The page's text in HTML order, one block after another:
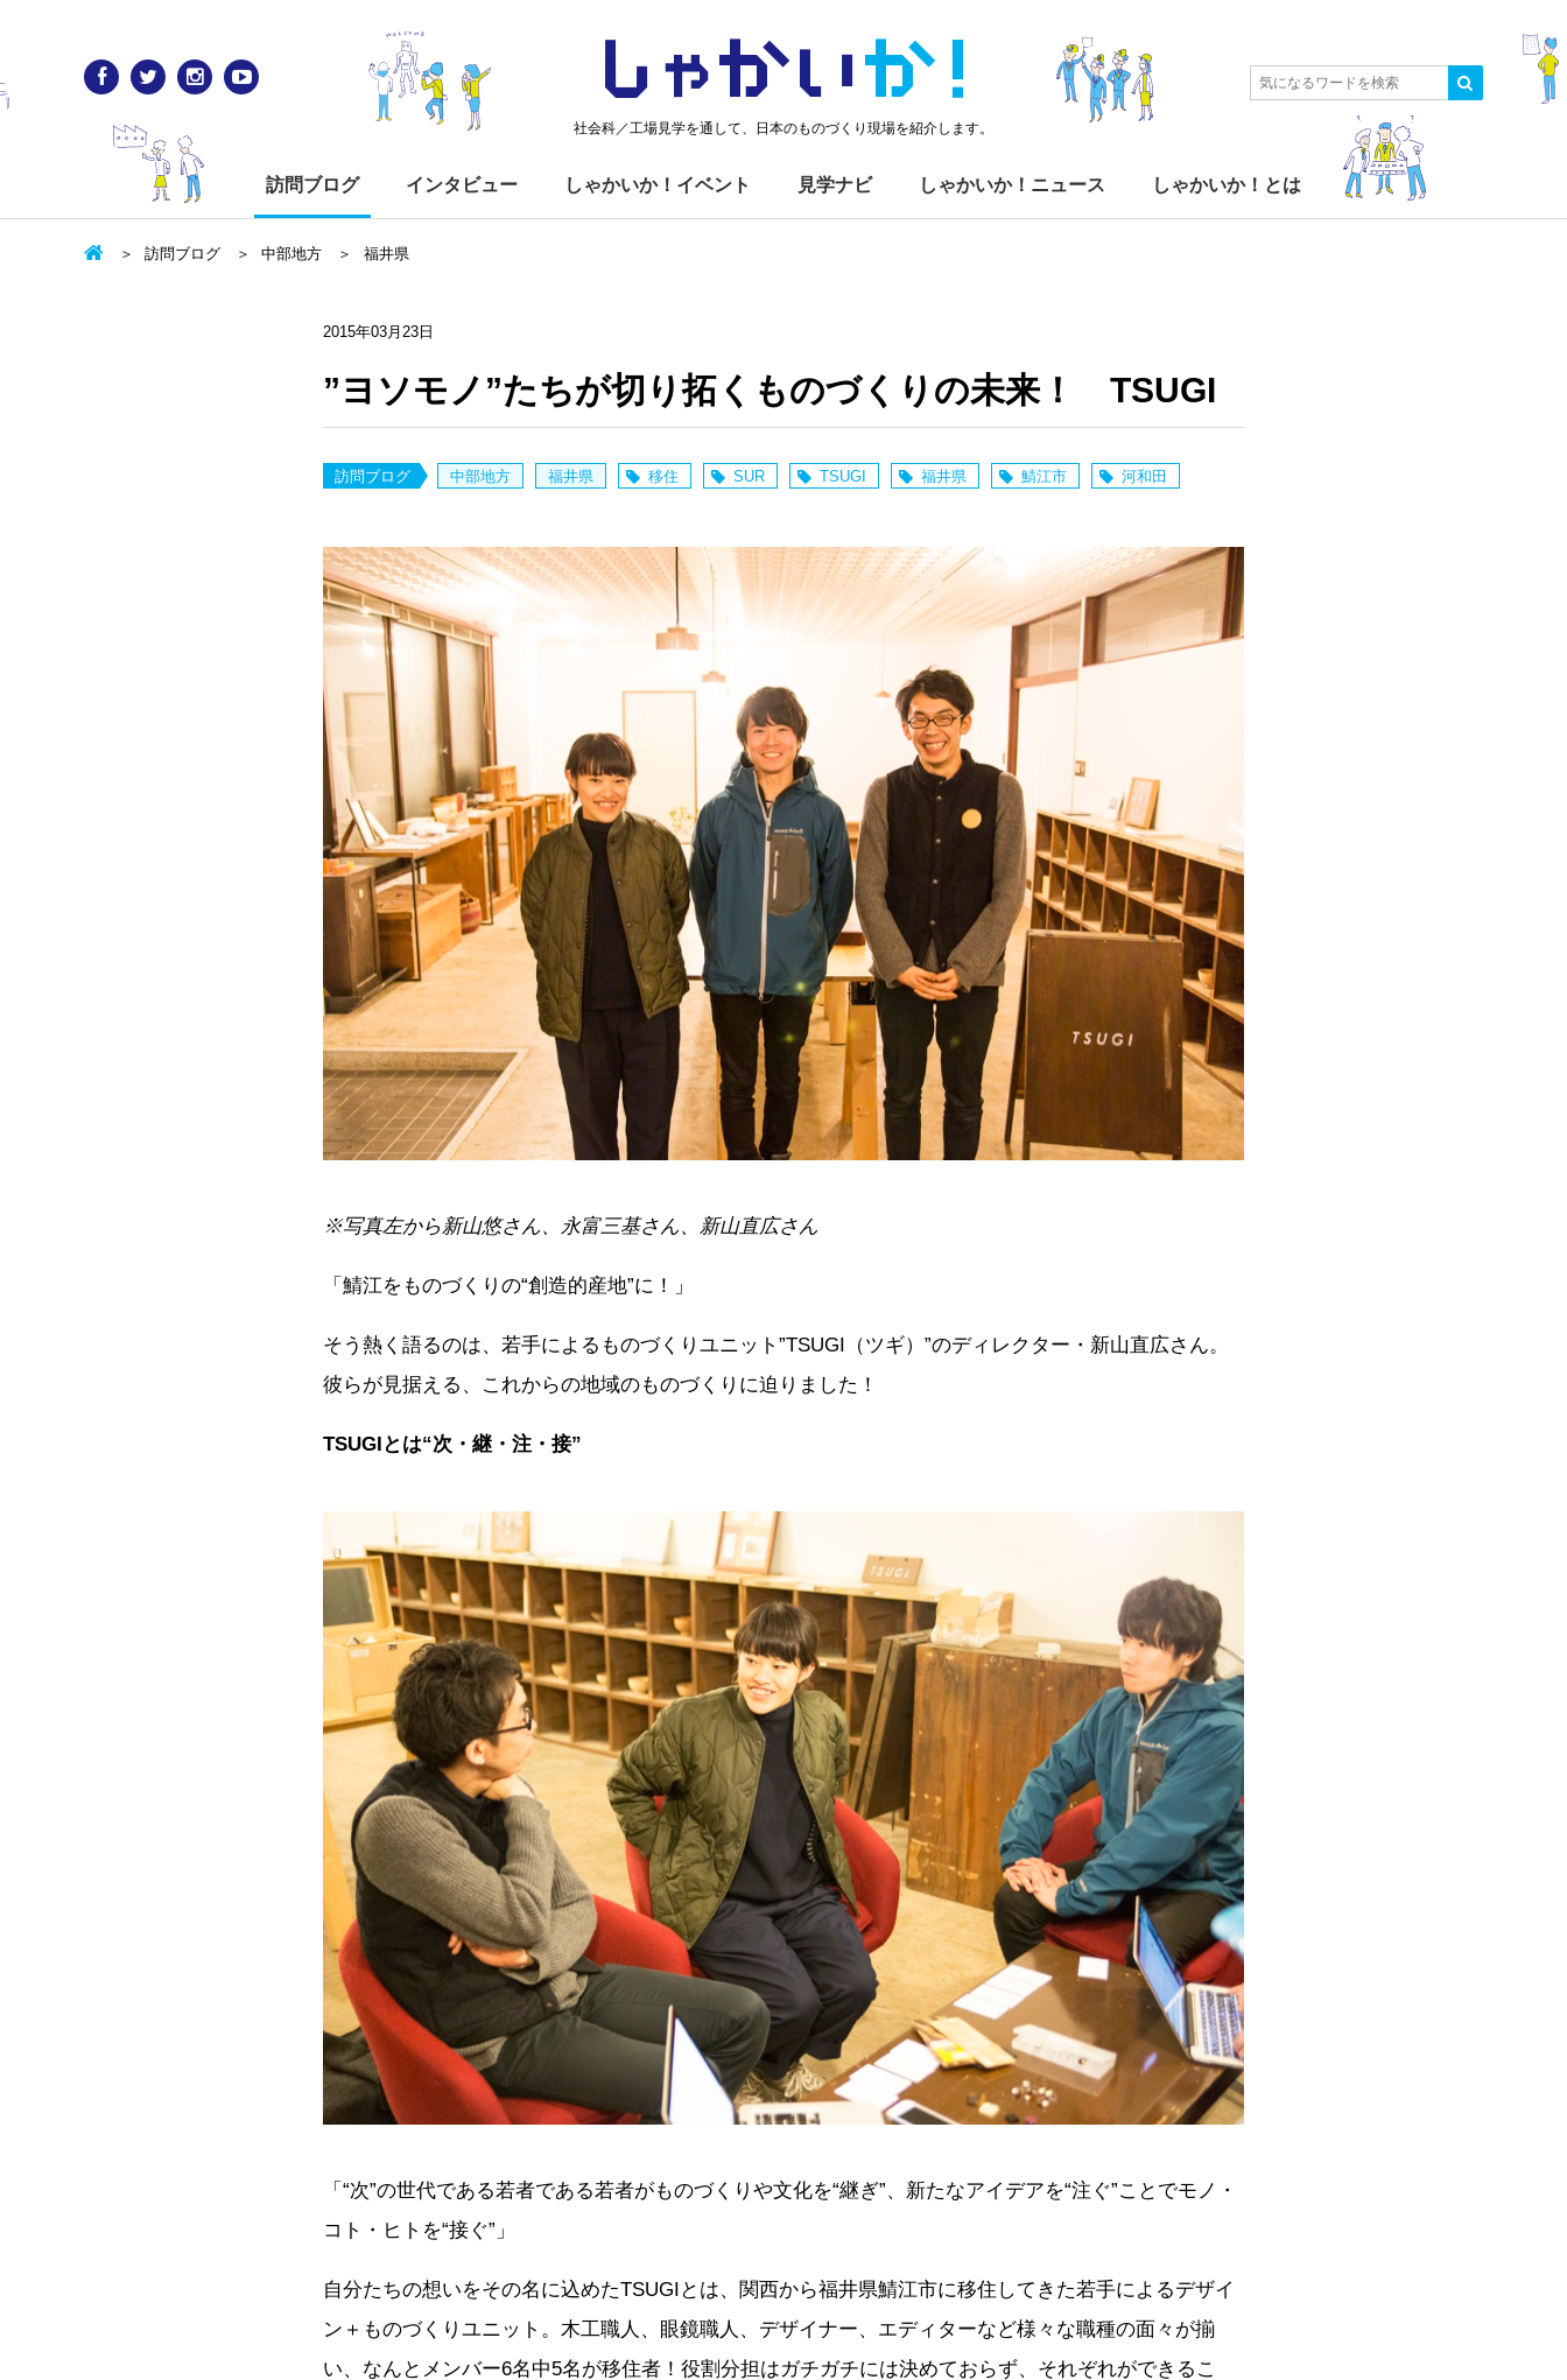
しゃかいか！
社会科／工場見学を通して、日本のものづくり現場を紹介します。
訪問ブログ インタビュー しゃかいか！イベント 見学ナビ しゃかいか！ニュース しゃかいか！とは
訪問ブログ 中部地方 福井県
2015年03月23日
”ヨソモノ”たちが切り拓くものづくりの未来！ TSUGI
訪問ブログ 中部地方 福井県 移住 SUR TSUGI 福井県 鯖江市 河和田
※写真左から新山悠さん、永富三基さん、新山直広さん
「鯖江をものづくりの“創造的産地”に！」
そう熱く語るのは、若手によるものづくりユニット”TSUGI（ツギ）”のディレクター・新山直広さん。
彼らが見据える、これからの地域のものづくりに迫りました！
TSUGIとは“次・継・注・接”
「“次”の世代である若者である若者がものづくりや文化を“継ぎ”、新たなアイデアを“注ぐ”ことでモノ・
コト・ヒトを“接ぐ”」
自分たちの想いをその名に込めたTSUGIとは、関西から福井県鯖江市に移住してきた若手によるデザイ
ン＋ものづくりユニット。木工職人、眼鏡職人、デザイナー、エディターなど様々な職種の面々が揃
い、なんとメンバー6名中5名が移住者！役割分担はガチガチには決めておらず、それぞれができるこ